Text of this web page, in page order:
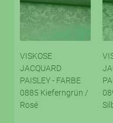
VISKOSE
JACQUARD
PAISLEY - FARBE
0885 Kieferngrün /
Rosé